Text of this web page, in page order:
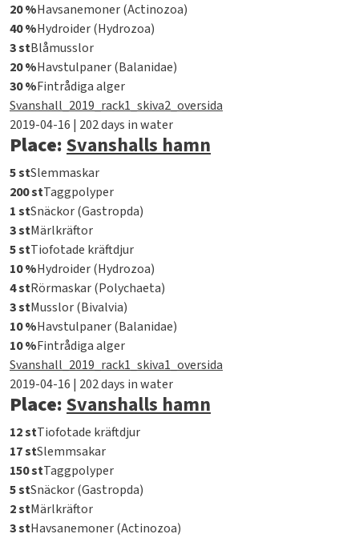
20 %Havsanemoner (Actinozoa)
40 %Hydroider (Hydrozoa)
3 stBlåmusslor
20 %Havstulpaner (Balanidae)
30 %Fintrådiga alger
Svanshall_2019_rack1_skiva2_oversida
2019-04-16 | 202 days in water
Place:Svanshalls hamn
5 stSlemmaskar
200 stTaggpolyper
1 stSnäckor (Gastropda)
3 stMärlkräftor
5 stTiofotade kräftdjur
10 %Hydroider (Hydrozoa)
4 stRörmaskar (Polychaeta)
3 stMusslor (Bivalvia)
10 %Havstulpaner (Balanidae)
10 %Fintrådiga alger
Svanshall_2019_rack1_skiva1_oversida
2019-04-16 | 202 days in water
Place:Svanshalls hamn
12 stTiofotade kräftdjur
17 stSlemmsakar
150 stTaggpolyper
5 stSnäckor (Gastropda)
2 stMärlkräftor
3 stHavsanemoner (Actinozoa)